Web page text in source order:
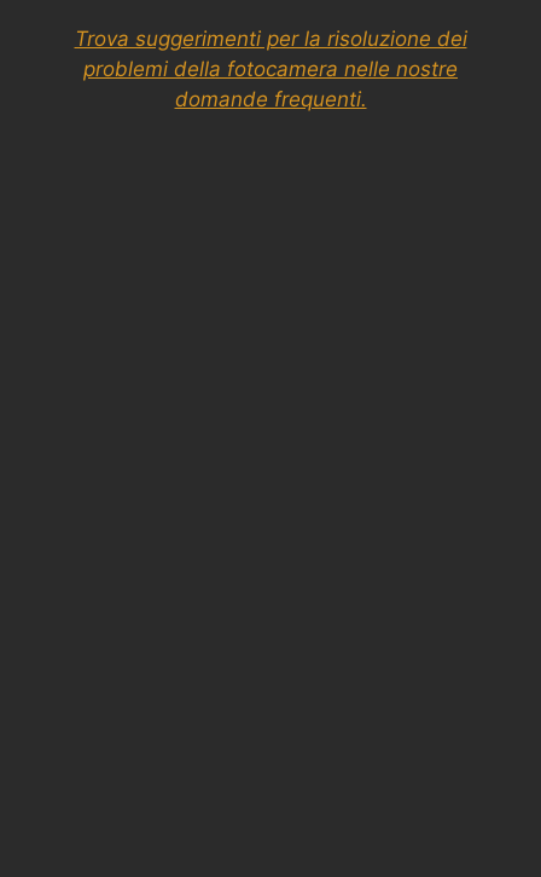
Trova suggerimenti per la risoluzione dei
problemi della fotocamera nelle nostre
domande frequenti.